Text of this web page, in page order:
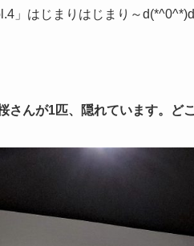
」はじまりはじまり～d(*^0^*)d
さんが1匹、隠れています。